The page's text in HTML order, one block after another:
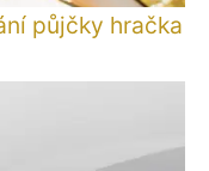
půjčky hračka